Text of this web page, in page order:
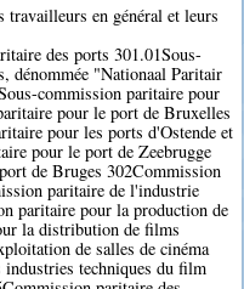
travailleurs en général et leurs
des ports 301.01Sous-
dénommée "Nationaal Paritair
commission paritaire pour
pour le port de Bruxelles
pour les ports d'Ostende et
pour le port de Zeebrugge
de Bruges 302Commission
paritaire de l'industrie
paritaire pour la production de
la distribution de films
de salles de cinéma
techniques du film